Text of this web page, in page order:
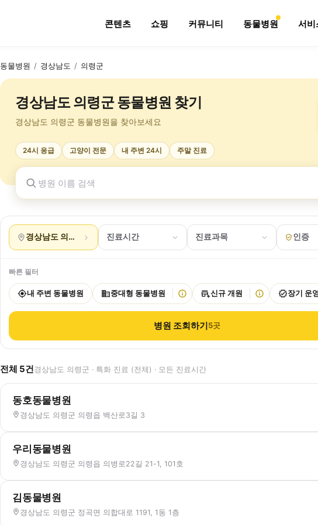
콘텐츠 쇼핑 커뮤니티 동물병원 서비
동물병원 / 경상남도 / 의령군
경상남도 의령군 동물병원 찾기
경상남도 의령군 동물병원을 찾아보세요
24시 응급 고양이 전문 내 주변 24시 주말 진료
경상남도 의령군 진료시간 진료과목 인증
빠른 필터
내 주변 동물병원 중대형 동물병원 신규 개원 장기 운
병원 조회하기5곳
전체 5건경상남도 의령군 · 특화 진료 (전체) · 모든 진료시간
동호동물병원
경상남도 의령군 의령읍 백산로3길 3
우리동물병원
경상남도 의령군 의령읍 의병로22길 21-1, 101호
김동물병원
경상남도 의령군 정곡면 의합대로 1191, 1동 1층